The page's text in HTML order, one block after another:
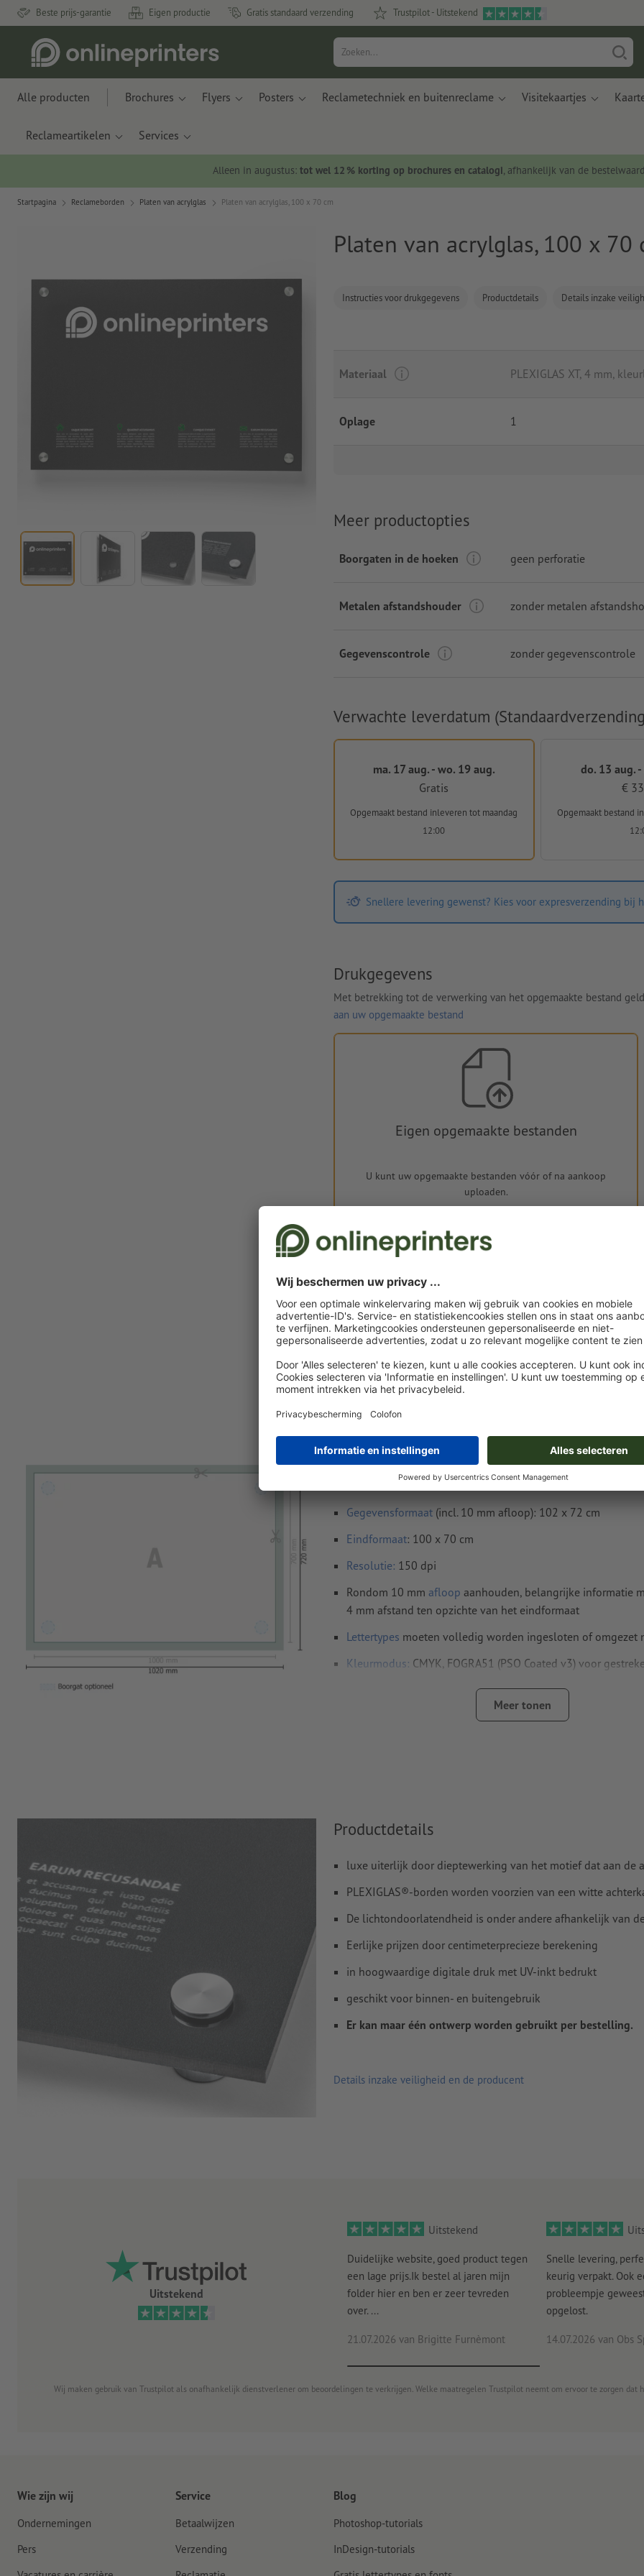
Beste prijs-garantie Eigen productie Gratis standaard verzending Trustpilot - Uitstekend
Alle producten Brochures Flyers Posters Reclametechniek en buitenreclame Visitekaartjes
Reclameartikelen Services
Alleen in augustus: tot wel 12 % korting op brochures en catalogi, afhankelijk van de
Startpagina Reclameborden Platen van acrylglas Platen van acrylglas, 100 x 70 cm
Platen van acrylglas, 100 x 70
Instructies voor drukgegevens Productdetails Details inzake
Materiaal PLEXIGLAS XT, 4 mm,
Oplage 1
Meer productopties
Boorgaten in de hoeken geen perforatie
Metalen afstandshouder zonder metalen
Gegevenscontrole zonder gegevenscontrole
Verwachte leverdatum
ma. 17 aug. - wo. 19 aug.
Gratis
Opgemaakt bestand inleverentot maandag
12:00
do. 13 aug.
€
Opgemaakt bestand
Snellere levering gewenst? Kies voor expresverzending bij
Drukgegevens
Met betrekking tot de verwerking van het opgemaakte bestand
aan uw opgemaakte bestand
Eigen opgemaakte bestanden
U kunt uw opgemaakte bestanden vóór of na aankoop
uploaden.
Nu uploaden
excl. btw
€ 86,30
incl.
€
Levering circa:
Gewicht: ca.3,6 kg
Instructies voor drukgegevens Platen van
100 x 70 cm
Gegevensformaat (incl. 10 mm afloop): 102 x 72 cm
Eindformaat: 100 x 70 cm
Resolutie: 150 dpi
Rondom 10 mm afloop aanhouden, belangrijke informatie
4 mm afstand ten opzichte van het eindformaat
Lettertypes moeten volledig worden ingesloten of omgezet
Kleurmodus: CMYK, FOGRA51 (PSO Coated v3) voor
worden door ons niet gecontroleerd
worden door ons niet gecontroleerd
Meer tonen
Productdetails
luxe uiterlijk door dieptewerking van het motief dat aan de
PLEXIGLAS®-borden worden voorzien van een witte
De lichtondoorlatendheid is onder andere afhankelijk van
Eerlijke prijzen door centimeterprecieze berekening
in hoogwaardige digitale druk met UV-inkt bedrukt
geschikt voor binnen- en buitengebruik
Er kan maar één ontwerp worden gebruikt per bestelling.
Details inzake veiligheid en de producent
Uitstekend
Uitstekend
Duidelijke website, goed product tegen
een lage prijs.Ik bestel al jaren mijn
folder hier en ben er zeer tevreden
over. ...
21.07.2026 van Brigitte Furnèmont
Snelle levering,
keurig verpakt. Ook
probleempje
opgelost.
14.07.2026 van Obs
Wij maken gebruik van Trustpilot als onafhankelijk dienstverlener om beoordelingen te verkrijgen. Welke maatregelen Trustpilot neemt om ervoor te zorgen dat
Wie zijn wij
Ondernemingen
Pers
Service
Betaalwijzen
Verzending
Blog
Photoshop-tutorials
InDesign-tutorials